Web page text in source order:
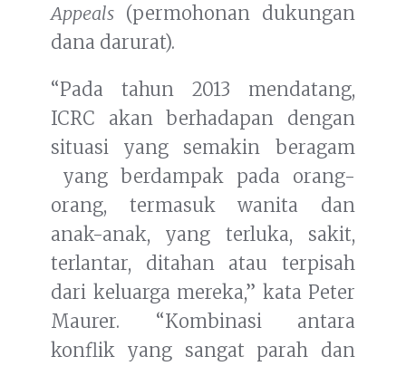
Appeals (permohonan dukungan
dana darurat).
“Pada tahun 2013 mendatang,
ICRC akan berhadapan dengan
situasi yang semakin beragam
yang berdampak pada orang-
orang, termasuk wanita dan
anak-anak, yang terluka, sakit,
terlantar, ditahan atau terpisah
dari keluarga mereka,” kata Peter
Maurer. “Kombinasi antara
konflik yang sangat parah dan